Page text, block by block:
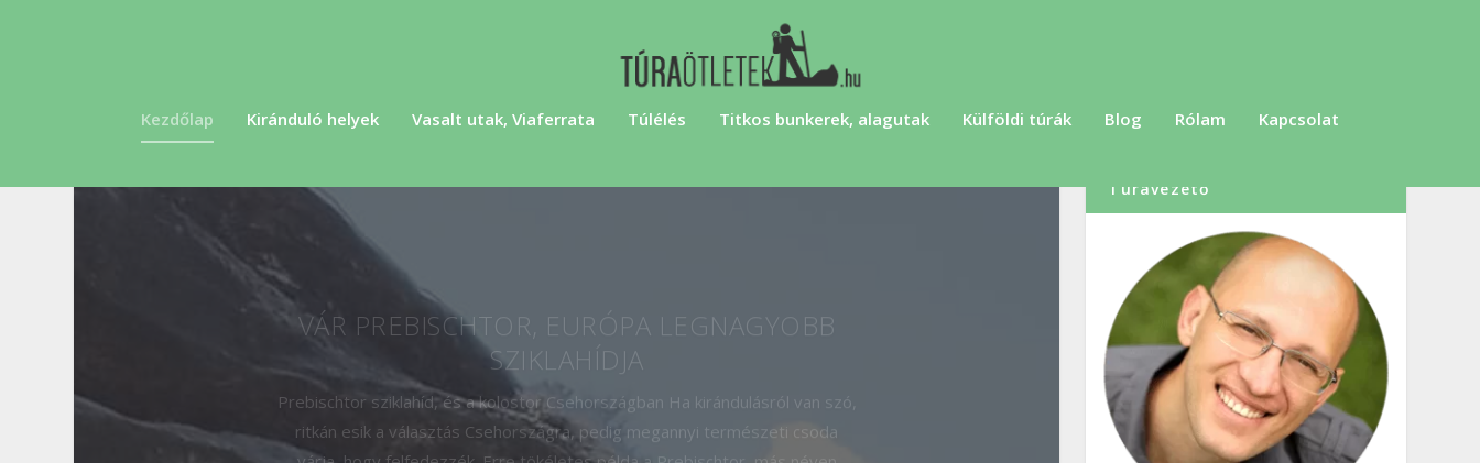
Kezdőlap Kiránduló helyek Vasalt utak, Viaferrata Túlélés Titkos bunkerek, alagutak Külföldi túrák Blog Rólam Kapcsolat
VÁR PREBISCHTOR, EURÓPA LEGNAGYOBB
SZIKLAHÍDJA
Prebischtor sziklahíd, és a kolostor Csehországban Ha kirándulásról van szó,
ritkán esik a választás Csehországra, pedig megannyi természeti csoda
várja, hogy felfedezzék. Erre tökéletes példa a Prebischtor, más néven
Pravčická brána, Európa legnagyobb természetes...
Túravezető